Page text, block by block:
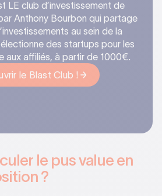
LE club d’investissement de
Anthony Bourbon qui partage
au sein de la
des startups pour les
aux affiliés, à partir de 1000€.
le Blast Club !
le pus value en
?